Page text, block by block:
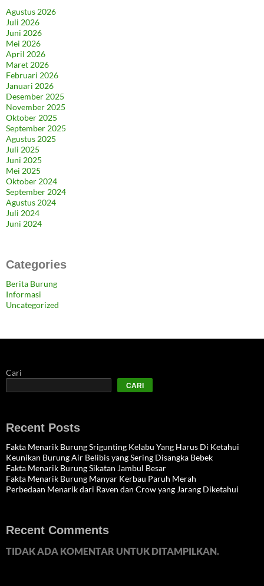
Agustus 2026
Juli 2026
Juni 2026
Mei 2026
April 2026
Maret 2026
Februari 2026
Januari 2026
Desember 2025
November 2025
Oktober 2025
September 2025
Agustus 2025
Juli 2025
Juni 2025
Mei 2025
Oktober 2024
September 2024
Agustus 2024
Juli 2024
Juni 2024
Categories
Berita Burung
Informasi
Uncategorized
Cari
CARI
Recent Posts
Fakta Menarik Burung Srigunting Kelabu Yang Harus Di Ketahui
Keunikan Burung Air Belibis yang Sering Disangka Bebek
Fakta Menarik Burung Sikatan Jambul Besar
Fakta Menarik Burung Manyar Kerbau Paruh Merah
Perbedaan Menarik dari Raven dan Crow yang Jarang Diketahui
Recent Comments
TIDAK ADA KOMENTAR UNTUK DITAMPILKAN.